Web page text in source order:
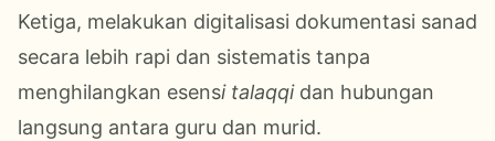
Ketiga, melakukan digitalisasi dokumentasi sanad
secara lebih rapi dan sistematis tanpa
menghilangkan esensi talaqqi dan hubungan
langsung antara guru dan murid.